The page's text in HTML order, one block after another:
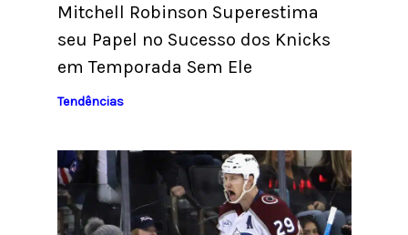
Mitchell Robinson Superestima
seu Papel no Sucesso dos Knicks
em Temporada Sem Ele
Tendências